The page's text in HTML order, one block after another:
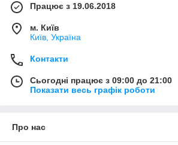
Працює з 19.06.2018
м. Київ
Київ, Україна
Контакти
Сьогодні працює з 09:00 до 21:00
Показати весь графік роботи
Про нас